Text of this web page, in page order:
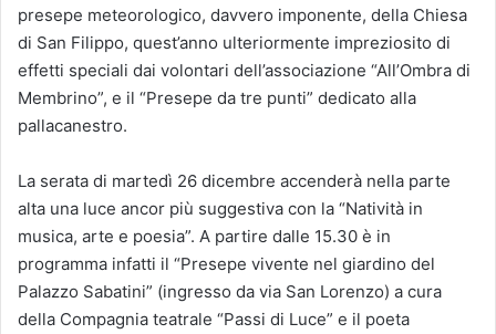
presepe meteorologico, davvero imponente, della Chiesa
di San Filippo, quest’anno ulteriormente impreziosito di
effetti speciali dai volontari dell’associazione “All’Ombra di
Membrino”, e il “Presepe da tre punti” dedicato alla
pallacanestro.
La serata di martedì 26 dicembre accenderà nella parte
alta una luce ancor più suggestiva con la “Natività in
musica, arte e poesia”. A partire dalle 15.30 è in
programma infatti il “Presepe vivente nel giardino del
Palazzo Sabatini” (ingresso da via San Lorenzo) a cura
della Compagnia teatrale “Passi di Luce” e il poeta